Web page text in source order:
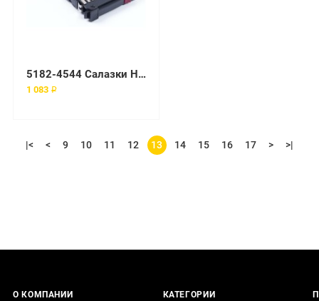
5182-4544 Салазки HP Enterprise
1 083 ₽
|< < 9 10 11 12 13 14 15 16 17 > >|
О КОМПАНИИ КАТЕГОРИИ